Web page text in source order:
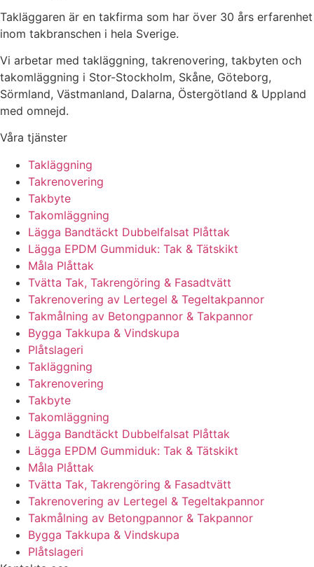
Takläggaren är en takfirma som har över 30 års erfarenhet
inom takbranschen i hela Sverige.
Vi arbetar med takläggning, takrenovering, takbyten och
takomläggning i Stor-Stockholm, Skåne, Göteborg,
Sörmland, Västmanland, Dalarna, Östergötland & Uppland
med omnejd.
Våra tjänster
Takläggning
Takrenovering
Takbyte
Takomläggning
Lägga Bandtäckt Dubbelfalsat Plåttak
Lägga EPDM Gummiduk: Tak & Tätskikt
Måla Plåttak
Tvätta Tak, Takrengöring & Fasadtvätt
Takrenovering av Lertegel & Tegeltakpannor
Takmålning av Betongpannor & Takpannor
Bygga Takkupa & Vindskupa
Plåtslageri
Takläggning
Takrenovering
Takbyte
Takomläggning
Lägga Bandtäckt Dubbelfalsat Plåttak
Lägga EPDM Gummiduk: Tak & Tätskikt
Måla Plåttak
Tvätta Tak, Takrengöring & Fasadtvätt
Takrenovering av Lertegel & Tegeltakpannor
Takmålning av Betongpannor & Takpannor
Bygga Takkupa & Vindskupa
Plåtslageri